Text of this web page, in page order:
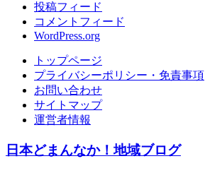
投稿フィード
コメントフィード
WordPress.org
トップページ
プライバシーポリシー・免責事項
お問い合わせ
サイトマップ
運営者情報
日本どまんなか！地域ブログ